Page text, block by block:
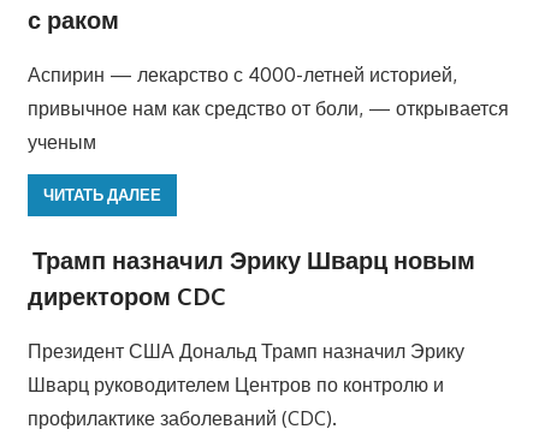
с раком
Аспирин — лекарство с 4000-летней историей,
привычное нам как средство от боли, — открывается
ученым
ЧИТАТЬ ДАЛЕЕ
Трамп назначил Эрику Шварц новым
директором CDC
Президент США Дональд Трамп назначил Эрику
Шварц руководителем Центров по контролю и
профилактике заболеваний (CDC).